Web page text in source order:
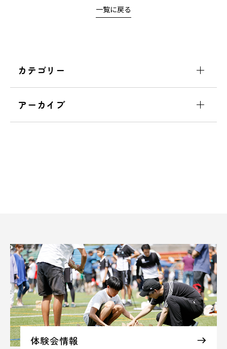
一覧に戻る
カテゴリー
アーカイブ
体験会情報